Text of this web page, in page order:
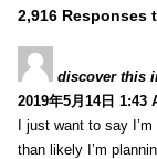
2,916 Responses
discover this
2019年5月14日 1:43
I just want to say
than likely I’m